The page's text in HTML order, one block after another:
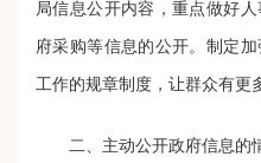
局信息公开内容，重点做好
府采购等信息的公开。制定
工作的规章制度，让群众有更
二、主动公开政府信息的